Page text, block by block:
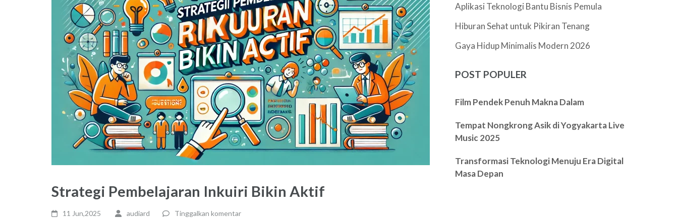
Strategi Pembelajaran Inkuiri Bikin Aktif
11 Jun,2025 audiard Tinggalkan komentar
Aplikasi Teknologi Bantu Bisnis Pemula
Hiburan Sehat untuk Pikiran Tenang
Gaya Hidup Minimalis Modern 2026
POST POPULER
Film Pendek Penuh Makna Dalam
Tempat Nongkrong Asik di Yogyakarta Live
Music 2025
Transformasi Teknologi Menuju Era Digital
Masa Depan